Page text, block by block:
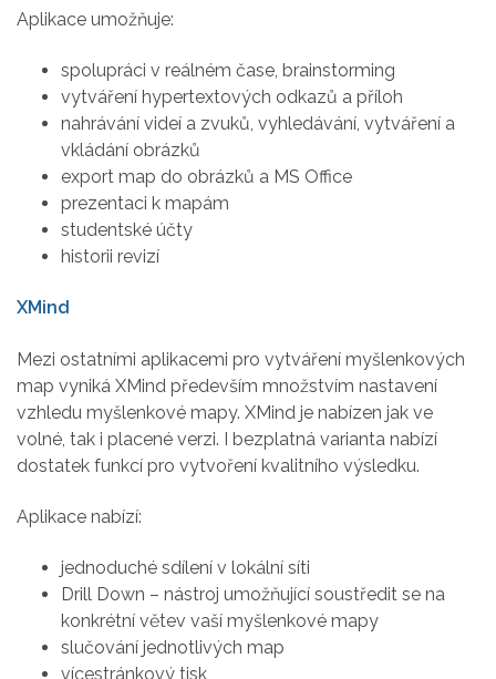
Aplikace umožňuje:
spolupráci v reálném čase, brainstorming
vytváření hypertextových odkazů a příloh
nahrávání videí a zvuků, vyhledávání, vytváření a
vkládání obrázků
export map do obrázků a MS Office
prezentaci k mapám
studentské účty
historii revizí
XMind
Mezi ostatními aplikacemi pro vytváření myšlenkových
map vyniká XMind především množstvím nastavení
vzhledu myšlenkové mapy. XMind je nabízen jak ve
volné, tak i placené verzi. I bezplatná varianta nabízí
dostatek funkcí pro vytvoření kvalitního výsledku.
Aplikace nabízí:
jednoduché sdílení v lokální síti
Drill Down – nástroj umožňující soustředit se na
konkrétní větev vaší myšlenkové mapy
slučování jednotlivých map
vícestránkový tisk